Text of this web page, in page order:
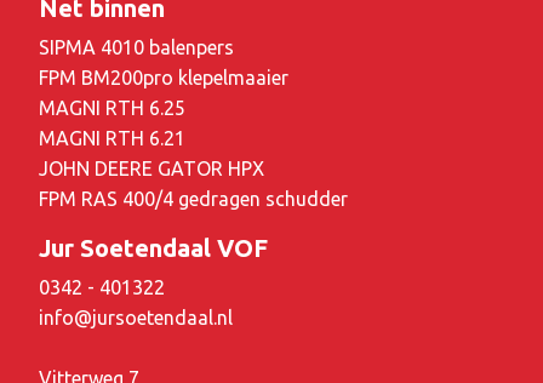
Net binnen
SIPMA 4010 balenpers
FPM BM200pro klepelmaaier
MAGNI RTH 6.25
MAGNI RTH 6.21
JOHN DEERE GATOR HPX
FPM RAS 400/4 gedragen schudder
Jur Soetendaal VOF
0342 - 401322
info@jursoetendaal.nl
Vitterweg 7